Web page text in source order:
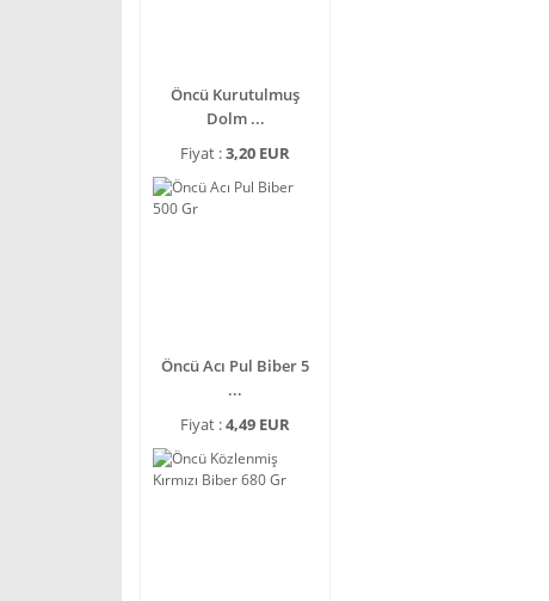
Öncü Kurutulmuş
Dolm ...
Fiyat :3,20 EUR
Öncü Acı Pul Biber 5
...
Fiyat :4,49 EUR